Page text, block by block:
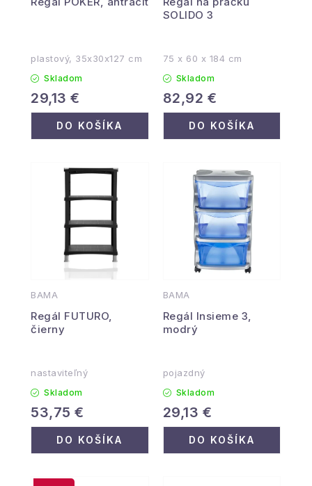
plastový, 35x30x127 cm
Skladom
29,13 €
DO KOŠÍKA
SOLIDO 3
75 x 60 x 184 cm
Skladom
82,92 €
DO KOŠÍKA
BAMA
Regál FUTURO,
čierny
nastaviteľný
Skladom
53,75 €
DO KOŠÍKA
BAMA
Regál Insieme 3,
modrý
pojazdný
Skladom
29,13 €
DO KOŠÍKA